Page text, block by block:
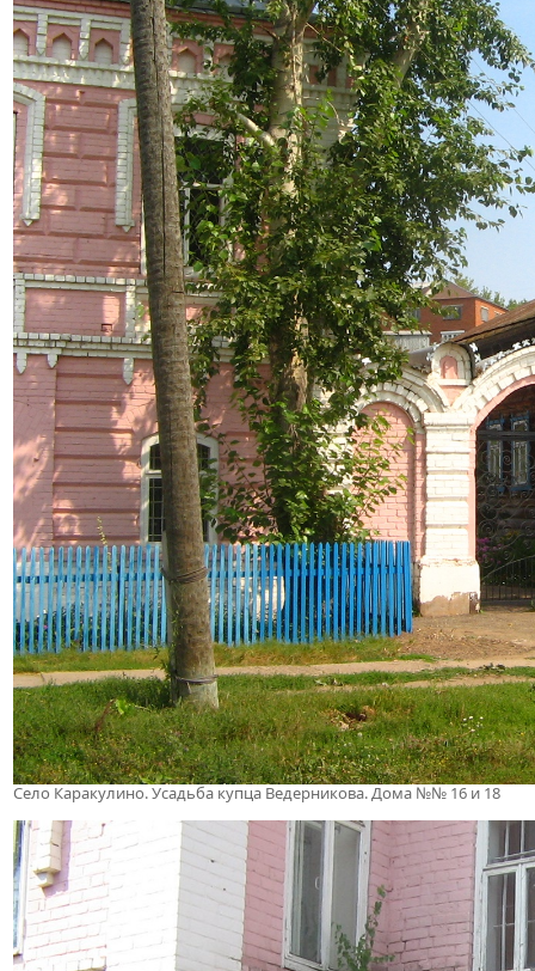
Село Каракулино. Усадьба купца Ведерникова. Дома №№ 16 и 18